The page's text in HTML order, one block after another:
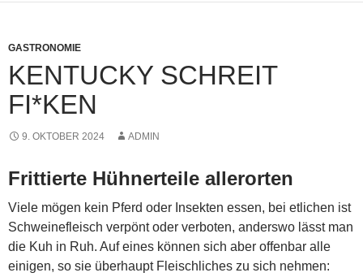
GASTRONOMIE
KENTUCKY SCHREIT
FI*KEN
9. OKTOBER 2024 ADMIN
Frittierte Hühnerteile allerorten
Viele mögen kein Pferd oder Insekten essen, bei etlichen ist
Schweinefleisch verpönt oder verboten, anderswo lässt man
die Kuh in Ruh. Auf eines können sich aber offenbar alle
einigen, so sie überhaupt Fleischliches zu sich nehmen: